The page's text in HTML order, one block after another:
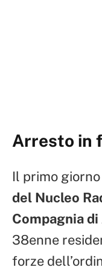
Arresto in
Il primo giorno
del Nucleo
Compagnia
38enne
forze